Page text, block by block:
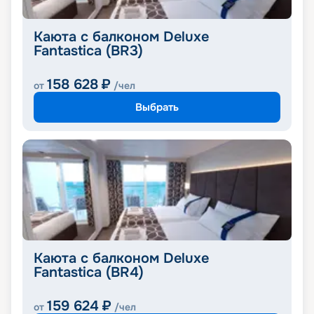
Каюта с балконом Deluxe
Fantastica (BR3)
от 158 628 ₽ /чел
Выбрать
Каюта с балконом Deluxe
Fantastica (BR4)
от 159 624 ₽ /чел